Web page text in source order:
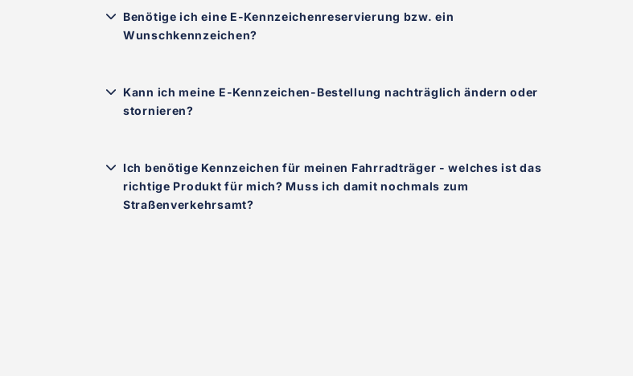
Benötige ich eine E-Kennzeichenreservierung bzw. ein
Wunschkennzeichen?
Kann ich meine E-Kennzeichen-Bestellung nachträglich ändern oder
stornieren?
Ich benötige Kennzeichen für meinen Fahrradträger - welches ist das
richtige Produkt für mich? Muss ich damit nochmals zum
Straßenverkehrsamt?